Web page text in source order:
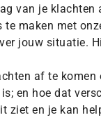
van je klachten
maken met
jouw situatie.
af te
en hoe dat
ziet en je kan